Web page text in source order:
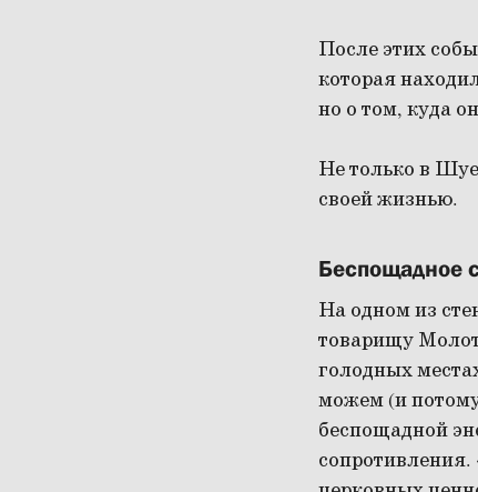
После этих
которая
но о том, куда
Не только в
своей жизнью.
Беспощадное
На одном из
товарищу
голодных
можем (и
беспощадной